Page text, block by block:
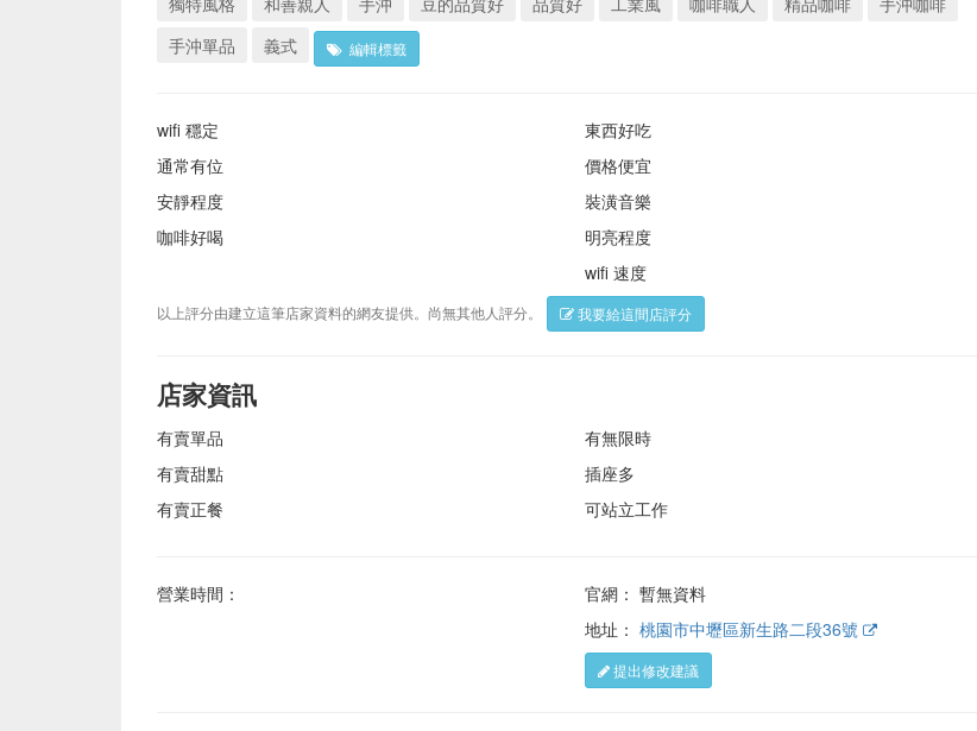
手沖單品
義式 編輯標籤
wifi 穩定
通常有位
安靜程度
咖啡好喝
東西好吃
價格便宜
裝潢音樂
明亮程度
wifi 速度
以上評分由建立這筆店家資料的網友提供。尚無其他人評分。 我要給這間店評分
店家資訊
有賣單品
有賣甜點
有賣正餐
有無限時
插座多
可站立工作
營業時間：
官網： 暫無資料
地址： 桃園市中壢區新生路二段36號
提出修改建議